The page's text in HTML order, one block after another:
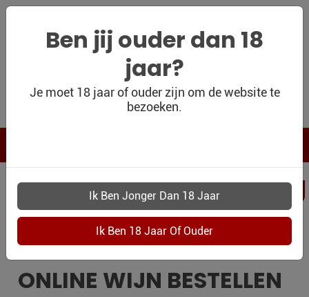
WIJNSHOP
WIJN BLOG
WIJN OUTLET
PERSOONLIJK-
WIJN-
KADOBON
CONTACT
Ben jij ouder dan 18
jaar?
Je moet 18 jaar of ouder zijn om de website te
bezoeken.
NIEUWEGEIN
ONLINE WIJN BESTELLEN